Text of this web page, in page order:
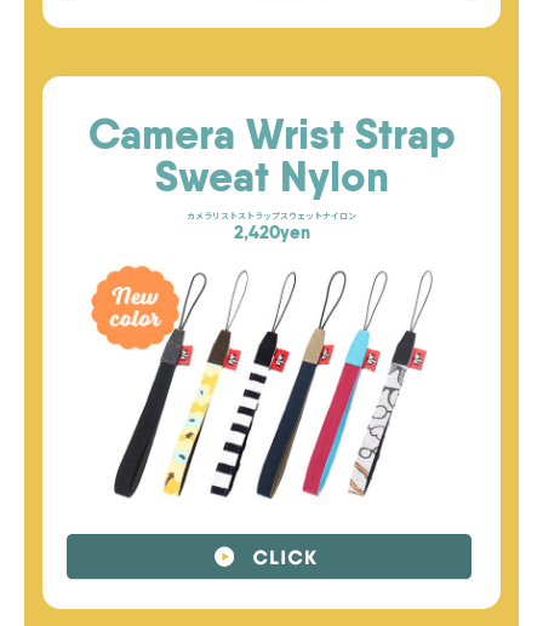
Camera Wrist Strap
Sweat Nylon
カメラリストストラップスウェットナイロン
2,420yen